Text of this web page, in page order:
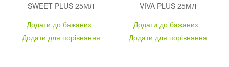
SWEET PLUS 25МЛ
Додати до бажаних
Додати для порівняння
VIVA PLUS 25МЛ
Додати до бажаних
Додати для порівняння